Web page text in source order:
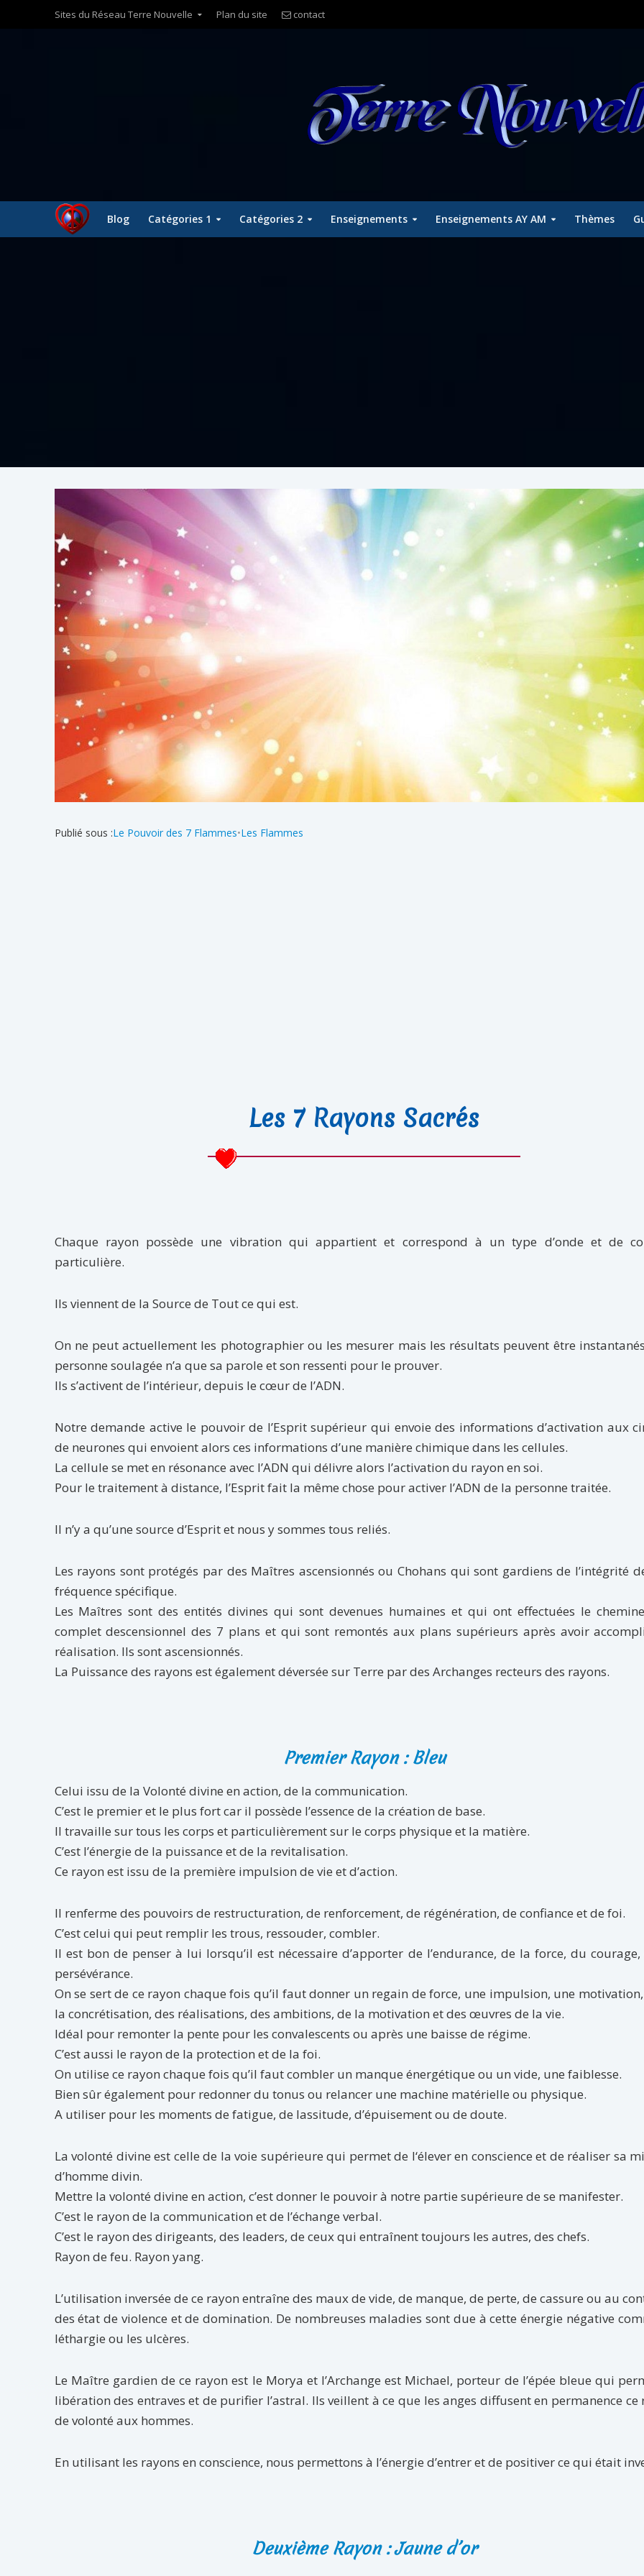
Sites du Réseau Terre Nouvelle Plan du site contact
Blog Catégories 1 Catégories 2 Enseignements Enseignements AY AM Thèmes
Publié sous :Le Pouvoir des 7 Flammes•Les Flammes
Les 7 Rayons Sacrés
Chaque rayon possède une vibration qui appartient et correspond à un type d’onde et de
particulière.
Ils viennent de la Source de Tout ce qui est.
On ne peut actuellement les photographier ou les mesurer mais les résultats peuvent être
personne soulagée n’a que sa parole et son ressenti pour le prouver.
Ils s’activent de l’intérieur, depuis le cœur de l’ADN.
Notre demande active le pouvoir de l’Esprit supérieur qui envoie des informations d’activation aux
de neurones qui envoient alors ces informations d’une manière chimique dans les cellules.
La cellule se met en résonance avec l’ADN qui délivre alors l’activation du rayon en soi.
Pour le traitement à distance, l’Esprit fait la même chose pour activer l’ADN de la personne traitée.
Il n’y a qu’une source d’Esprit et nous y sommes tous reliés.
Les rayons sont protégés par des Maîtres ascensionnés ou Chohans qui sont gardiens de l’intégrité
fréquence spécifique.
Les Maîtres sont des entités divines qui sont devenues humaines et qui ont effectuées le
complet descensionnel des 7 plans et qui sont remontés aux plans supérieurs après avoir
réalisation. Ils sont ascensionnés.
La Puissance des rayons est également déversée sur Terre par des Archanges recteurs des rayons.
Premier Rayon : Bleu
Celui issu de la Volonté divine en action, de la communication.
C’est le premier et le plus fort car il possède l’essence de la création de base.
Il travaille sur tous les corps et particulièrement sur le corps physique et la matière.
C’est l’énergie de la puissance et de la revitalisation.
Ce rayon est issu de la première impulsion de vie et d’action.
Il renferme des pouvoirs de restructuration, de renforcement, de régénération, de confiance et de foi.
C’est celui qui peut remplir les trous, ressouder, combler.
Il est bon de penser à lui lorsqu’il est nécessaire d’apporter de l’endurance, de la force, du
persévérance.
On se sert de ce rayon chaque fois qu’il faut donner un regain de force, une impulsion, une
la concrétisation, des réalisations, des ambitions, de la motivation et des œuvres de la vie.
Idéal pour remonter la pente pour les convalescents ou après une baisse de régime.
C’est aussi le rayon de la protection et de la foi.
On utilise ce rayon chaque fois qu’il faut combler un manque énergétique ou un vide, une faiblesse.
Bien sûr également pour redonner du tonus ou relancer une machine matérielle ou physique.
A utiliser pour les moments de fatigue, de lassitude, d’épuisement ou de doute.
La volonté divine est celle de la voie supérieure qui permet de l‘élever en conscience et de réaliser sa
d’homme divin.
Mettre la volonté divine en action, c’est donner le pouvoir à notre partie supérieure de se manifester.
C’est le rayon de la communication et de l’échange verbal.
C’est le rayon des dirigeants, des leaders, de ceux qui entraînent toujours les autres, des chefs.
Rayon de feu. Rayon yang.
L’utilisation inversée de ce rayon entraîne des maux de vide, de manque, de perte, de cassure ou au
des état de violence et de domination. De nombreuses maladies sont due à cette énergie négative
léthargie ou les ulcères.
Le Maître gardien de ce rayon est le Morya et l’Archange est Michael, porteur de l’épée bleue qui
libération des entraves et de purifier l’astral. Ils veillent à ce que les anges diffusent en permanence ce
de volonté aux hommes.
En utilisant les rayons en conscience, nous permettons à l’énergie d’entrer et de positiver ce qui était
Deuxième Rayon : Jaune d’or